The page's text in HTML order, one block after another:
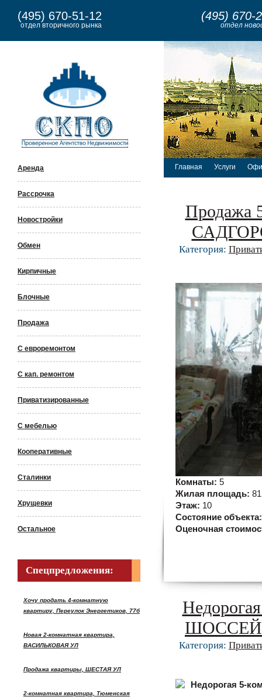
(495) 670-51-12
отдел вторичного рынка
(495) 670-
отдел
Аренда
Рассрочка
Новостройки
Обмен
Кирпичные
Блочные
Продажа
С евроремонтом
С кап. ремонтом
Приватизированные
С мебелью
Кооперативные
Сталинки
Хрущевки
Остальное
Спецпредложения:
Хочу продать 4-комнатную
квартиру, Переулок Энергетиков, 77б
Новая 2-комнатная квартира,
ВАСИЛЬКОВАЯ УЛ
Продажа квартиры, ШЕСТАЯ УЛ
2-комнатная квартира, Тюменская
Главная Услуги
Продажа
Категория:
Комнаты: 5
Жилая площадь:
Этаж: 10
Состояние
Оценочная
Категория: